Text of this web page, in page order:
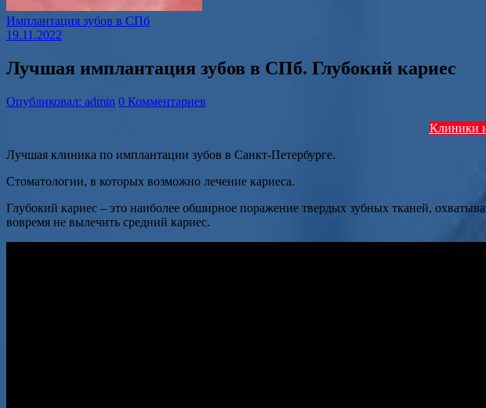
Имплантация зубов в СПб
19.11.2022
Лучшая имплантация зубов в СПб. Глубокий кариес
Опубликовал: admin 0 Комментариев
Клиники
Лучшая клиника по имплантации зубов в Санкт-Петербурге.
Стоматологии, в которых возможно лечение кариеса.
Глубокий кариес – это наиболее обширное поражение твердых зубных тканей,
вовремя не вылечить средний кариес.